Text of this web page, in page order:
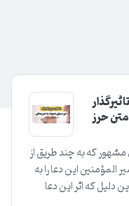
حرز
مشهور که به چند طریق از
این دعا را به
دلیل که اثر این دعا